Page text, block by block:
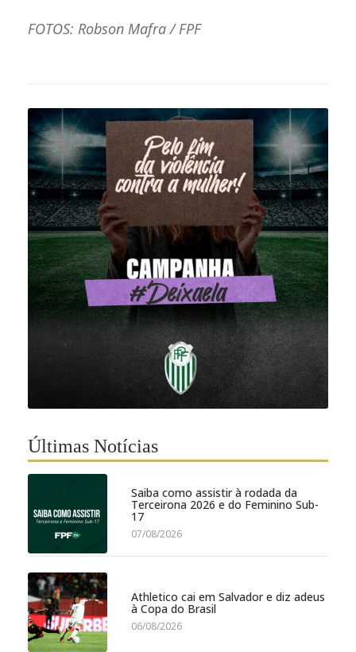
FOTOS: Robson Mafra / FPF
Últimas Notícias
Saiba como assistir à rodada da
Terceirona 2026 e do Feminino Sub-
17
07/08/2026
Athletico cai em Salvador e diz adeus
à Copa do Brasil
06/08/2026